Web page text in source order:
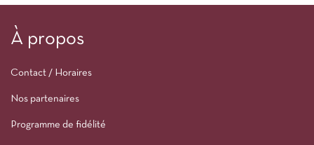
À propos
Contact / Horaires
Nos partenaires
Programme de fidélité